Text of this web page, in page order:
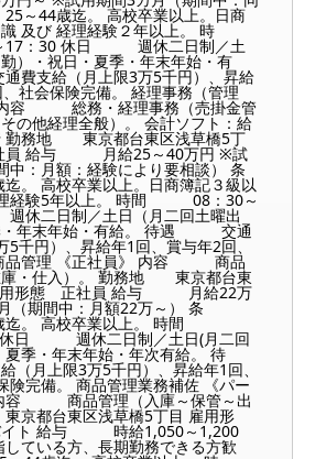
44歳迄。 高校卒業以上。日商
及び 経理経験２年以上。 時
：30 休日 週休二日制／土
）・祝日・夏季・年末年始・有
支給（月上限3万5千円）、昇給
社会保険完備。 経理事務（管理
内容 総務・経理事務（売掛金管
の他経理全般）。 会計ソフト：給
勤務地 東京都台東区浅草橋5丁
員 給与 月給25～40万円 ※試
中：月額：経験により要相談） 条
高校卒業以上。日商簿記３級以
理経験5年以上。 時間 08：30～
二日制／土日（月二回土曜出
・年末年始・有給。 待遇 交通
5千円）、昇給年1回、賞与年2回、
品管理 《正社員》 内容 商品
庫・仕入）。 勤務地 東京都台東
用形態 正社員 給与 月給22万
（期間中：月額22万～） 条
。 高校卒業以上。 時間
休日 週休二日制／土日(月二回
季・年末年始・年次有給。 待
上限3万5千円）、昇給年1回、
険完備。 商品管理業務補佐 《パー
容 商品管理（入庫～保管～出
都台東区浅草橋5丁目 雇用形
イト 給与 時給1,050～1,200
ている方、長期勤務できる方歓